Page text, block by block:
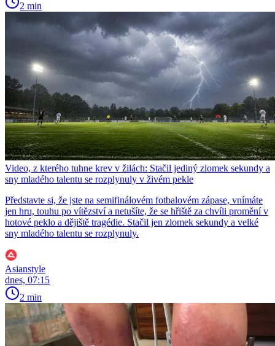
2 min
Video, z kterého tuhne krev v žilách: Stačil jediný zlomek sekundy a
sny mladého talentu se rozplynuly v živém pekle
Představte si, že jste na semifinálovém fotbalovém zápase, vnímáte
jen hru, touhu po vítězství a netušíte, že se hřiště za chvíli promění v
hotové peklo a dějiště tragédie. Stačil jen zlomek sekundy a velké
sny mladého talentu se rozplynuly.
Asianstyle
dnes, 07:15
2 min